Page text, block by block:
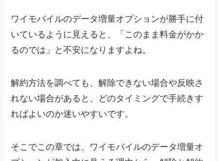
ワイモバイルのデータ増量オプションが勝手に付
いているように見えると、「このまま料金がかか
るのでは」と不安になりますよね。
解約方法を調べても、解除できない場合や反映さ
れない場合があると、どのタイミングで手続きす
ればよいのか迷いやすいです。
そこでこの章では、ワイモバイルのデータ増量オ